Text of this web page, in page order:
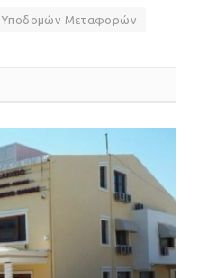
Υποδομών Μεταφορών